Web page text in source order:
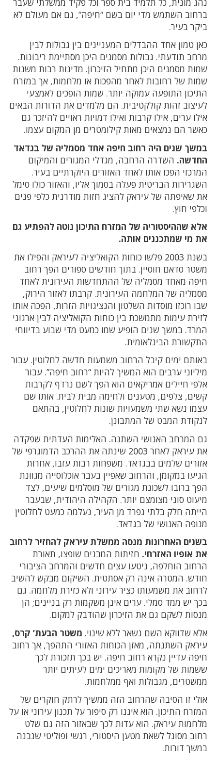
נהג מונית, כל תלמיד בית ספר וכל פקיד ממשלתי שעבר
ברחוב השתמש מדי יום בשם “חיפה”, גם אם מעולם לא
ביקר בעיר.
כאן טמון אחד ההבדלים המעניינים בין גבולות לבין
מרחב תודעתי. גבולות מסמנים היכן מסתיימת ריבונות.
שמות מסמנים היכן מתחיל הזיכרון. מדינות רבות משנות
שמות של רחובות לאחר מהפכות או מלחמות, אך במזרח
התיכון התופעה עמוקה יותר. שמות הופכים לאמצעי
לעיצוב זהות קולקטיבית. הם מלמדים את הדורות הבאים
אילו ערים, אילו קרבות ואילו דמויות ראויים להיזכר גם
כאשר הם נמצאים מאות קילומטרים מן המקום עצמו.
במשך שנים היה רחוב חיפה אחד מסמליה של בגדאד
החדשה. השדרה הרחבה, מגדלי המגורים והמיקום
המרכזי הפכו אותו לאחד האזורים היוקרתיים בעיר.
השגרירות הבריטית פעלה בסמוך אליו, והאזור כולו סימל
את שאיפתה של עיראק להציג חזות מודרנית כלפי פנים
וכלפי חוץ.
אלא שההיסטוריה של המזרח התיכון נוטה להפתיע גם
את מי שמתכננים אותה.
בשנת 2003 פלשו כוחות הקואליציה לעיראק והפילו את
משטר סדאם חוסיין. בתוך חודשים ספורים הפך רחוב
חיפה מאחד מסמליה של ההתחדשות העירונית לאחד
מסמליה של המלחמה העירונית. קרבתו לאזור הירוק,
שבו רוכזו מוסדות השלטון והנציגויות הזרות, הפכה אותו
לזירת עימות מתמשכת בין כוחות הקואליציה לבין ארגוני
המרד. במשך שנים הופיע שמו כמעט מדי שבוע בדיווחי
התקשורת הבינלאומית.
באותם ימים קיבל הרחוב משמעות חדשה לחלוטין. עבור
מיליוני ערבים הוא המשיך להיות “רחוב חיפה”. עבור
אלפי חיילים אמריקאים הוא הפך לשם נרדף לקרבות
קשים, צלפים, מטענים ולחימה מבית לבית. אותו שם
עצמו נשא שתי משמעויות שונות לחלוטין, בהתאם
לנקודת המבט של המתבונן.
גם המרחב האנושי השתנה. האלימות העדתית שפקדה
את עיראק לאחר 2003 שינתה את ההרכב הדמוגרפי של
אזורים שלמים בבגדאד. משפחות רבות עזבו, אחרות
הגיעו במקומן, והרחוב שאפיין בעבר אוכלוסייה מגוונת
הפך ברובו לשכונת מגורים של מוסלמים שיעים, לצד
מיעוט סוני מצומצם יותר. הקהילה היהודית, שבעבר
הייתה חלק בלתי נפרד מן העיר, נעלמה כמעט לחלוטין
מנופה האנושי של בגדאד.
בשנים האחרונות מנסה ממשלת עיראק להחזיר לרחוב
את אופיו האזרחי. חזיתות המבנים שופצו, תאורת
הרחוב הוחלפה, ניטעו עצים חדשים והמרחב הציבורי
חודש. המטרה אינה רק אסתטית. השיקום מבקש להשיב
לרחוב את משמעותו כציר עירוני ולא כזירת מלחמה. גם
בכך יש ממד סמלי. ערים אינן משקמות רק בניינים; הן
מנסות לשקם גם את הזיכרון שהודבק למקום.
אלא שדווקא השם נשאר ללא שינוי. משטר הבעת’ קרס,
עיראק השתנתה, מאזן הכוחות האזורי התהפך, אך רחוב
חיפה עדיין נקרא רחוב חיפה. יש בכך תזכורת לכך
ששמות של מקומות מאריכים ימים לעיתים יותר
ממשטרים, מגבולות ואף ממלחמות.
אולי זו הסיבה שהרחוב הזה ממשיך לרתק חוקרים של
המזרח התיכון. הוא איננו רק סיפור על תכנון עירוני או על
מלחמות עיראק. הוא עדות לכך שבאזור הזה גם שלט
רחוב מסוגל לשאת מטען היסטורי, רגשי ופוליטי שנבנה
במשך דורות.